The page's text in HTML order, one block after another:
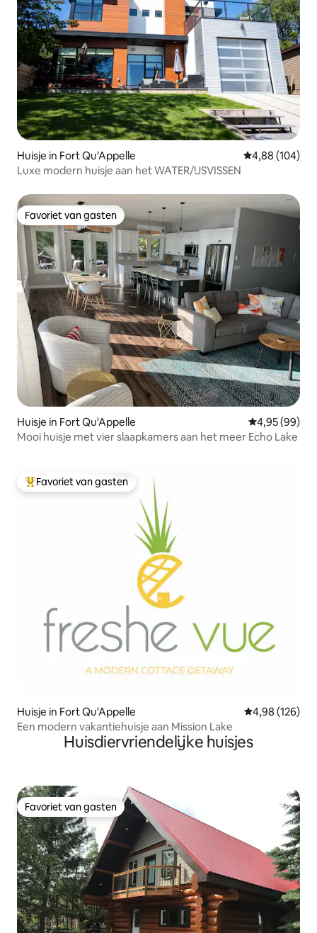
Huisje in Fort Qu'Appelle Gemiddelde
4,88 (104)
Luxe modern huisje aan het WATER/IJSVISSEN
Favoriet van gasten
Favoriet van gasten
Huisje in Fort Qu'Appelle Gemiddelde
4,95 (99)
Mooi huisje met vier slaapkamers aan het meer Echo Lake
Topfavoriet van gasten
Favoriet van gasten
Huisje in Fort Qu'Appelle Gemiddelde
4,98 (126)
Een modern vakantiehuisje aan Mission Lake
Huisdiervriendelijke huisjes
Favoriet van gasten
Favoriet van gasten